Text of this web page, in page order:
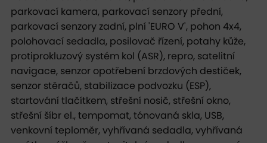
parkovací kamera, parkovací senzory přední,
parkovací senzory zadní, plní 'EURO V', pohon 4x4,
polohovací sedadla, posilovač řízení, potahy kůže,
protiprokluzový systém kol (ASR), repro, satelitní
navigace, senzor opotřebení brzdových destiček,
senzor stěračů, stabilizace podvozku (ESP),
startování tlačítkem, střešní nosič, střešní okno,
střešní šíbr el., tempomat, tónovaná skla, USB,
venkovní teploměr, vyhřívaná sedadla, vyhřívaná